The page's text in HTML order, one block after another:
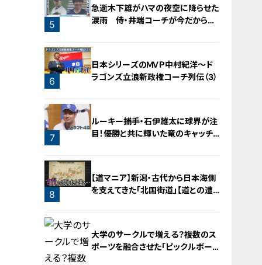
5
急逝木下雄がハマの夜空に降らせた
涙雨 侍・井端コーチが今だから明
6
日本シリーズのＭＶＰ中村紀洋～ド
ラゴンズ立浪新政権コーチ列伝（3）
7
ルーキー捕手・石伊雄太に球界が注
目！優勝と共に輝いた竜のキャッチャ
8
【道マニア】新潟・古代から日本海側
を支えてきた「北国街道」【道との遭
大学のサークルで増える？複数のス
ポーツを融合させた「ピックルボー